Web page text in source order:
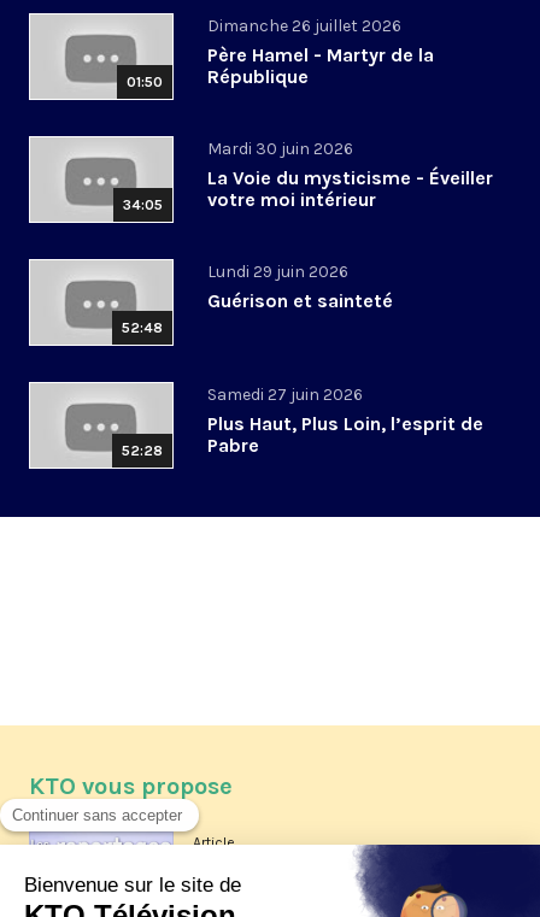
01:50
Dimanche 26 juillet 2026
Père Hamel - Martyr de la
République
34:05
Mardi 30 juin 2026
La Voie du mysticisme - Éveiller
votre moi intérieur
52:48
Lundi 29 juin 2026
Guérison et sainteté
52:28
Samedi 27 juin 2026
Plus Haut, Plus Loin, l’esprit de
Pabre
KTO vous propose
Article
Les reportages d'été 2026 de KTO